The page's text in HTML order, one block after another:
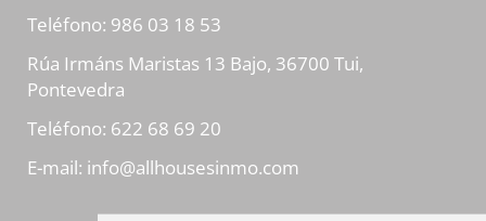
Teléfono: 986 03 18 53
Rúa Irmáns Maristas 13 Bajo, 36700 Tui,
Pontevedra
Teléfono: 622 68 69 20
E-mail: info@allhousesinmo.com